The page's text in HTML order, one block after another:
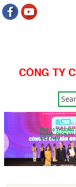
CÔNG TY
TOP 10 THƯƠNG
PHẨM - DỊCH VỤ
VIỆT NAM